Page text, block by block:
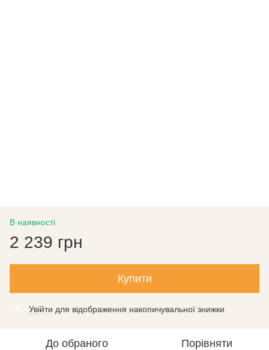
В наявності
2 239 грн
Купити
Увійти для відображення накопичувальної знижки
До обраного Порівняти